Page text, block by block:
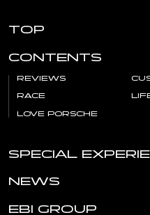
TOP
SPECIAL
NEWS
EBI GROUP
CONTENTS
REVIEWS
RACE
LOVE PORSCHE